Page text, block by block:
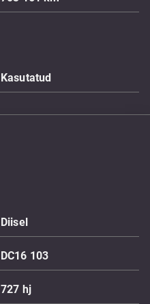
Kasutatud
Diisel
DC16 103
727 hj